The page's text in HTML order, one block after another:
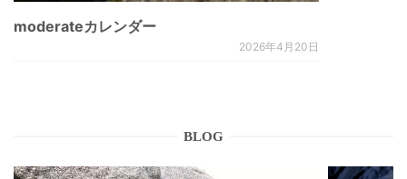
moderateカレンダー
2026年4月20日
BLOG